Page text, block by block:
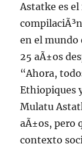
Astatke es el
en el mundo
25 aÃ±os
“Ahora,
Ethiopiques
Mulatu
aÃ±os, pero
contexto